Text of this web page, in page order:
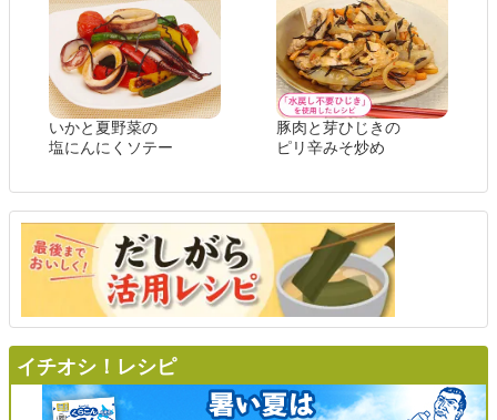
いかと夏野菜の
塩にんにくソテー
豚肉と芽ひじきの
ピリ辛みそ炒め
イチオシ！レシピ